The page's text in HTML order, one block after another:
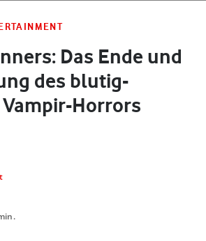
Das Ende und
des blutig-
Horrors